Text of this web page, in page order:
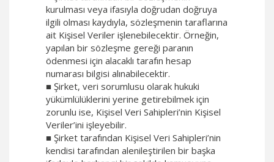
kurulması veya ifasıyla doğrudan doğruya
ilgili olması kaydıyla, sözleşmenin taraflarına
ait Kişisel Veriler işlenebilecektir. Örneğin,
yapılan bir sözleşme gereği paranın
ödenmesi için alacaklı tarafın hesap
numarası bilgisi alınabilecektir.
■ Şirket, veri sorumlusu olarak hukuki
yükümlülüklerini yerine getirebilmek için
zorunlu ise, Kişisel Veri Sahipleri’nin Kişisel
Veriler’ini işleyebilir.
■ Şirket tarafından Kişisel Veri Sahipleri’nin
kendisi tarafından alenileştirilen bir başka